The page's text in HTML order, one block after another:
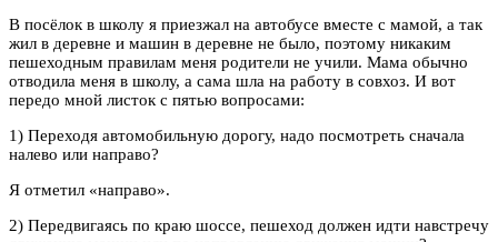
В посёлок в школу я приезжал на автобусе вместе с мамой, а так
жил в деревне и машин в деревне не было, поэтому никаким
пешеходным правилам меня родители не учили. Мама обычно
отводила меня в школу, а сама шла на работу в совхоз. И вот
передо мной листок с пятью вопросами:
1) Переходя автомобильную дорогу, надо посмотреть сначала
налево или направо?
Я отметил «направо».
2) Передвигаясь по краю шоссе, пешеход должен идти навстречу